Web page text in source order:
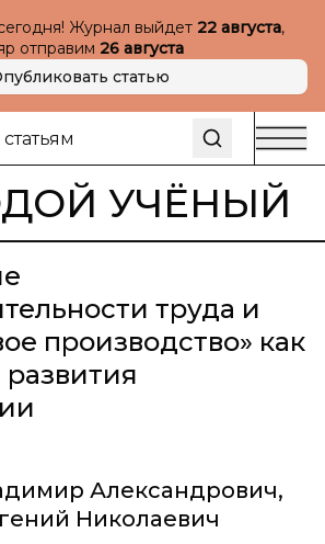
Журнал выйдет 22 августа,
отправим 26 августа
статью
УЧЁНЫЙ
труда и
производство» как
Александрович,
Николаевич